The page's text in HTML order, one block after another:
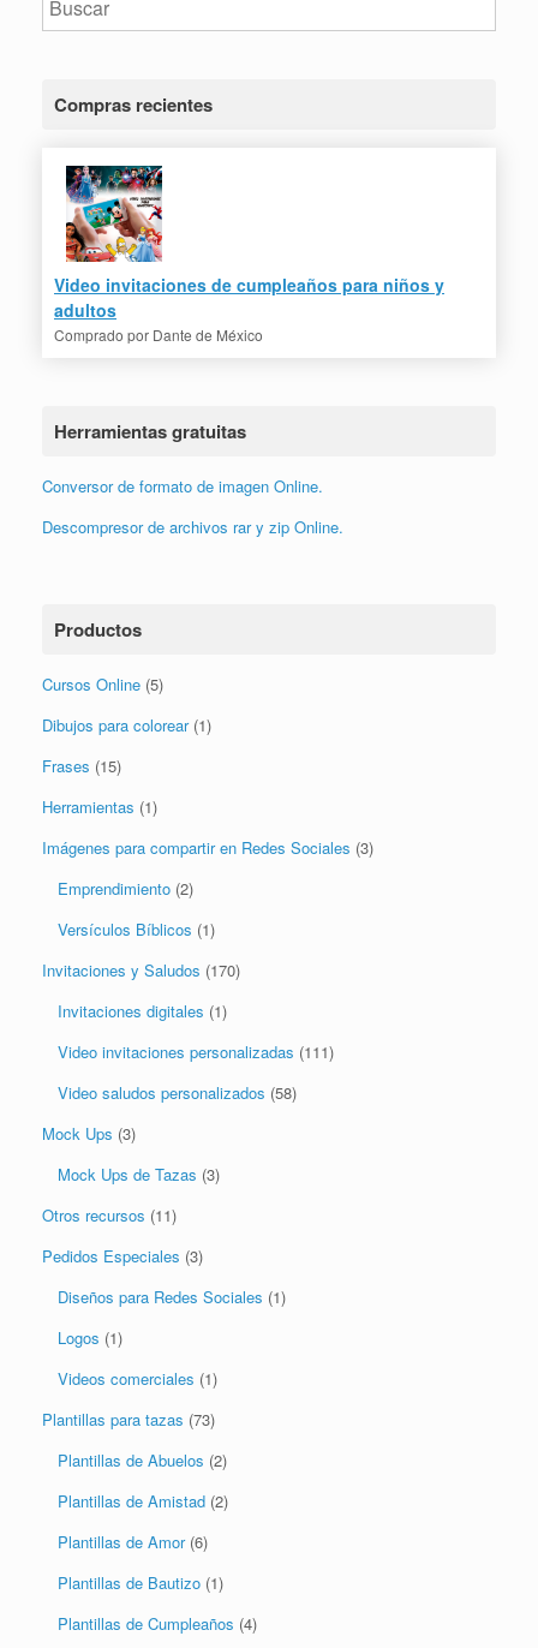
Compras recientes
Video invitaciones de cumpleaños para niños y
adultos
Comprado por Dante de México
Herramientas gratuitas
Conversor de formato de imagen Online.
Descompresor de archivos rar y zip Online.
Productos
Cursos Online (5)
Dibujos para colorear (1)
Frases (15)
Herramientas (1)
Imágenes para compartir en Redes Sociales (3)
Emprendimiento (2)
Versículos Bíblicos (1)
Invitaciones y Saludos (170)
Invitaciones digitales (1)
Video invitaciones personalizadas (111)
Video saludos personalizados (58)
Mock Ups (3)
Mock Ups de Tazas (3)
Otros recursos (11)
Pedidos Especiales (3)
Diseños para Redes Sociales (1)
Logos (1)
Videos comerciales (1)
Plantillas para tazas (73)
Plantillas de Abuelos (2)
Plantillas de Amistad (2)
Plantillas de Amor (6)
Plantillas de Bautizo (1)
Plantillas de Cumpleaños (4)